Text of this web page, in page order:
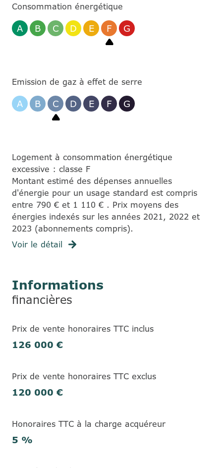
Consommation énergétique
A B C D E F G
Emission de gaz à effet de serre
A B C D E F G
Logement à consommation énergétique
excessive : classe F
Montant estimé des dépenses annuelles
d'énergie pour un usage standard est compris
entre 790 € et 1 110 € . Prix moyens des
énergies indexés sur les années 2021, 2022 et
2023 (abonnements compris).
Voir le détail
Informations
financières
Prix de vente honoraires TTC inclus
126 000 €
Prix de vente honoraires TTC exclus
120 000 €
Honoraires TTC à la charge acquéreur
5 %